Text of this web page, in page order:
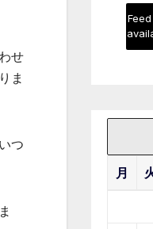
せ
ま
つ
月